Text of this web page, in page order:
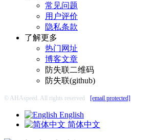
常见问题
用户评价
隐私条款
了解更多
热门网址
博客文章
防失联二维码
防失联(github)
© AHAspeed. All rights reserved [email protected]
English
简体中文